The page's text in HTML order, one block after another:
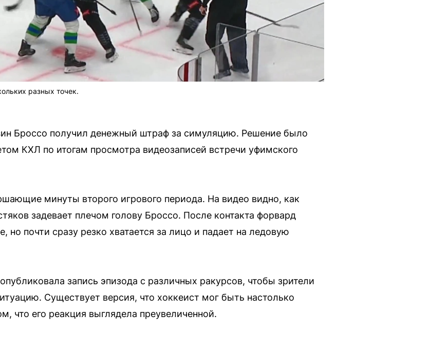
разных точек.
Броссо получил денежный штраф за симуляцию. Решение было
КХЛ по итогам просмотра видеозаписей встречи уфимского
минуты второго игрового периода. На видео видно, как
задевает плечом голову Броссо. После контакта форвард
но почти сразу резко хватается за лицо и падает на ледовую
запись эпизода с различных ракурсов, чтобы зрители
Существует версия, что хоккеист мог быть настолько
что его реакция выглядела преувеличенной.